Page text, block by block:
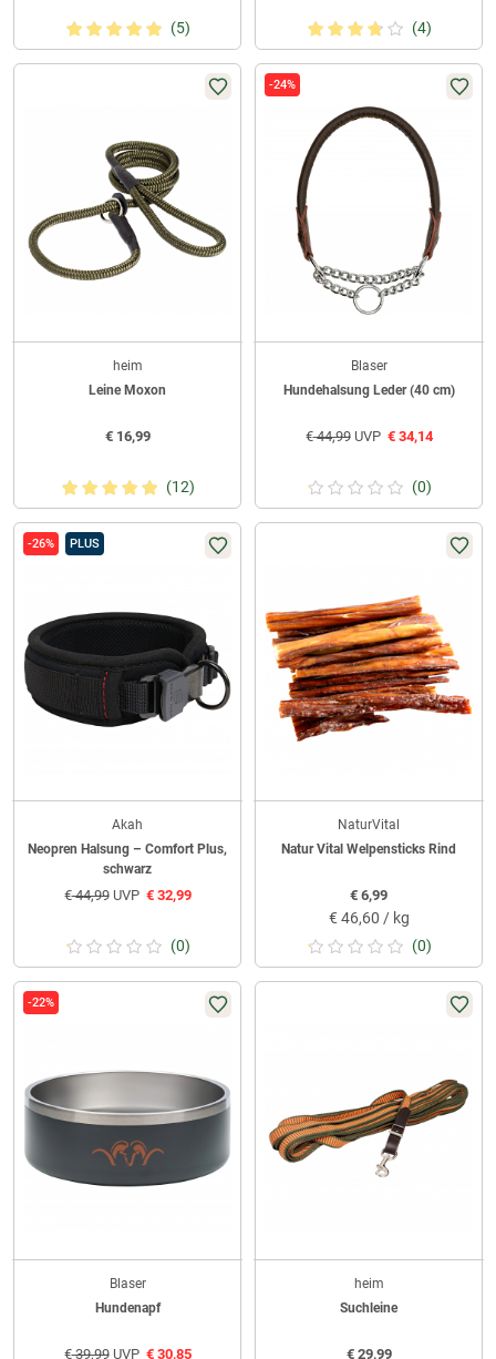
(5) (4)
heim
Leine Moxon
€16,99
(12)
-24%
Blaser
Hundehalsung Leder (40 cm)
€44,99UVP €34,14
(0)
-26% PLUS
Akah
Neopren Halsung – Comfort Plus,
schwarz
€44,99UVP €32,99
(0)
NaturVital
Natur Vital Welpensticks Rind
€ 6,99
€ 46,60 / kg
(0)
-22%
Blaser
Hundenapf
€39,99UVP €30,85
heim
Suchleine
€29,99